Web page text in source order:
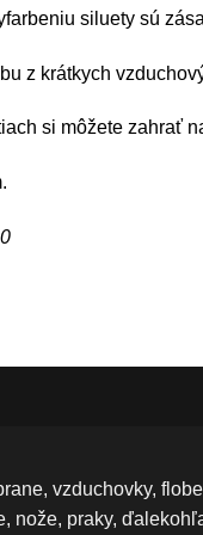
siluety sú
z krátkych
si môžete zahrať